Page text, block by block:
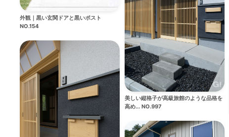
外観｜黒い玄関ドアと黒いポスト
NO.154
美しい縦格子が高級旅館のような品格を
高め... NO.997